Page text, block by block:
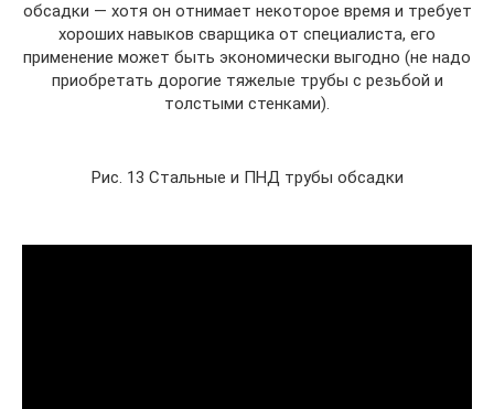
обсадки — хотя он отнимает некоторое время и требует
хороших навыков сварщика от специалиста, его
применение может быть экономически выгодно (не надо
приобретать дорогие тяжелые трубы с резьбой и
толстыми стенками).
Рис. 13 Стальные и ПНД трубы обсадки